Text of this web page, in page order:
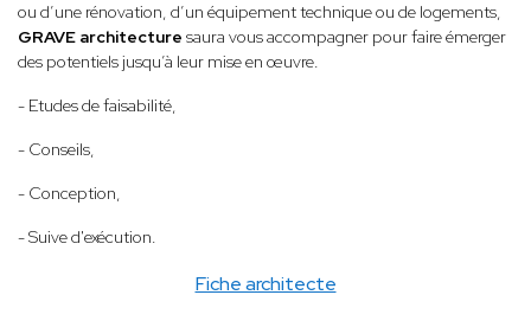
Fiche architecte
ou d’une rénovation, d’un équipement technique ou de logements,
GRAVE architecture saura vous accompagner pour faire émerger
des potentiels jusqu’à leur mise en œuvre.
- Etudes de faisabilité,
- Conseils,
- Conception,
- Suive d'exécution.